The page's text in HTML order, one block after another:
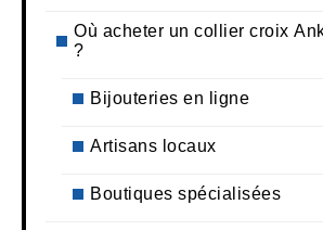
Où acheter un collier croix
?
Bijouteries en ligne
Artisans locaux
Boutiques spécialisées